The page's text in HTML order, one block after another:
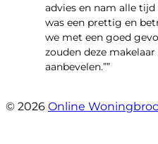
advies en nam alle
was een prettig en
we met een goed
zouden deze
aanbevelen.””
© 2026 Online